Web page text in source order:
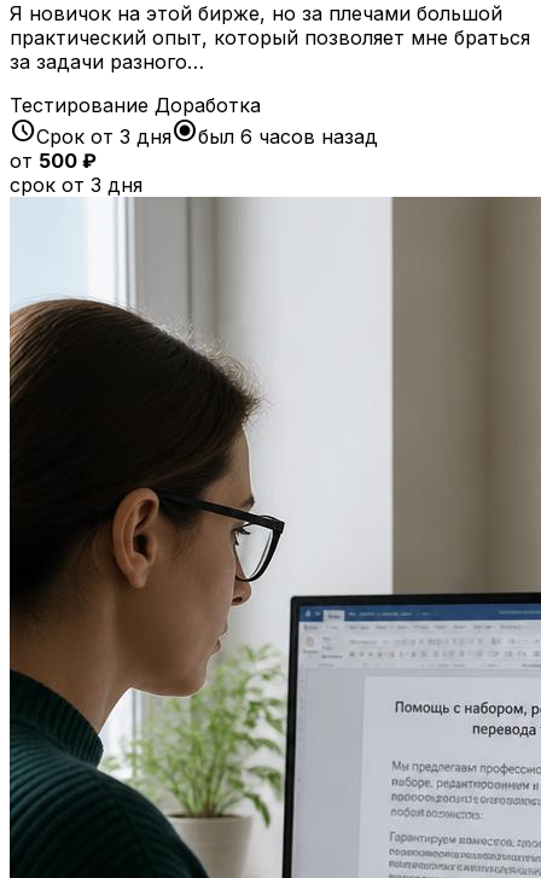
Я новичок на этой бирже, но за плечами большой
практический опыт, который позволяет мне браться
за задачи разного…
Тестирование Доработка
scheduleСрок от 3 дняradio_button_checkedбыл 6 часов назад
от 500 ₽
срок от 3 дня